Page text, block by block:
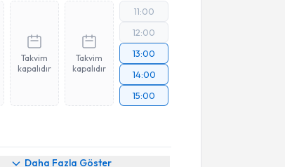
Takvim
kapalıdır
Takvim
kapalıdır
11:00
12:00
13:00
14:00
15:00
Daha Fazla Göster